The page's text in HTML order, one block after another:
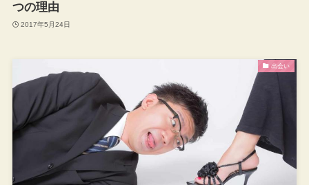
つの理由
2017年5月24日
出会い